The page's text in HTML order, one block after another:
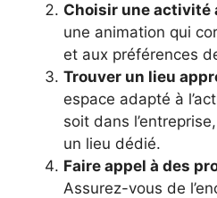
Choisir une activité
une animation qui
et aux préférences
Trouver un lieu
espace adapté à
soit dans
un lieu dédié.
Faire appel à des
Assurez-vous de